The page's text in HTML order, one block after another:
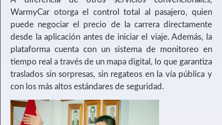
WarmyCar otorga el control total al pasajero, quien
puede negociar el precio de la carrera directamente
desde la aplicación antes de iniciar el viaje. Además, la
plataforma cuenta con un sistema de monitoreo en
tiempo real a través de un mapa digital, lo que garantiza
traslados sin sorpresas, sin regateos en la vía pública y
con los más altos estándares de seguridad.